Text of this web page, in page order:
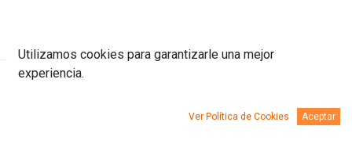
Utilizamos cookies para garantizarle una mejor
experiencia.
Ver Política de Cookies Aceptar